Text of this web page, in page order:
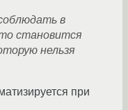
в
становится
нельзя
при